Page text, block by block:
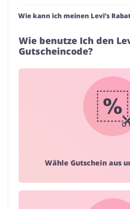
Wie kann ich meinen Levi’s
Wie benutze Ich den
Gutscheincode?
Wähle Gutschein aus